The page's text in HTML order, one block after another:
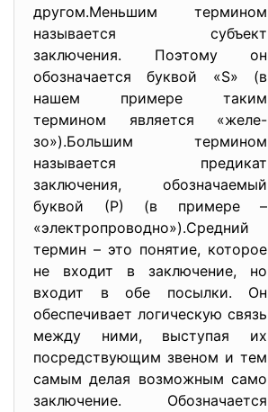
другом.Меньшим термином
называется субъект
заключения. Поэтому он
обозначается буквой «S» (в
нашем примере таким
термином является «желе-
зо»).Большим термином
называется предикат
заключения, обозначаемый
буквой (Р) (в примере –
«электропроводно»).Средний
термин – это понятие, которое
не входит в заключение, но
входит в обе посылки. Он
обеспечивает логическую связь
между ними, выступая их
посредствующим звеном и тем
самым делая возможным само
заключение. Обозначается